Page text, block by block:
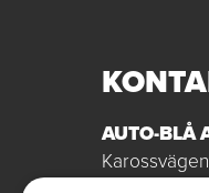
AUTO-BLÅ